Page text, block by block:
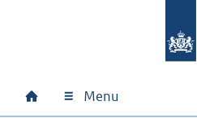
Hoofdnavigatie
Home Menu